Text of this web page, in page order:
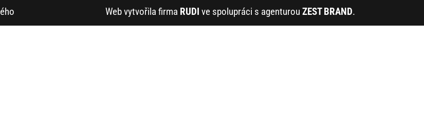
Web vytvořila firma RUDI ve spolupráci s agenturou ZEST BRAND.